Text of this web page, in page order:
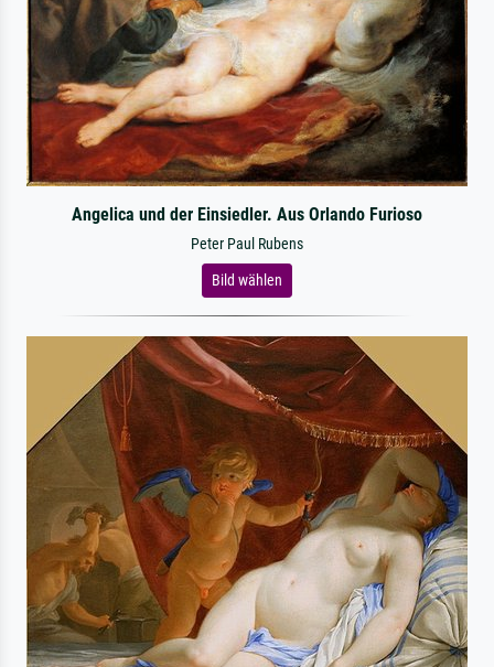
Angelica und der Einsiedler. Aus Orlando Furioso
Peter Paul Rubens
Bild wählen